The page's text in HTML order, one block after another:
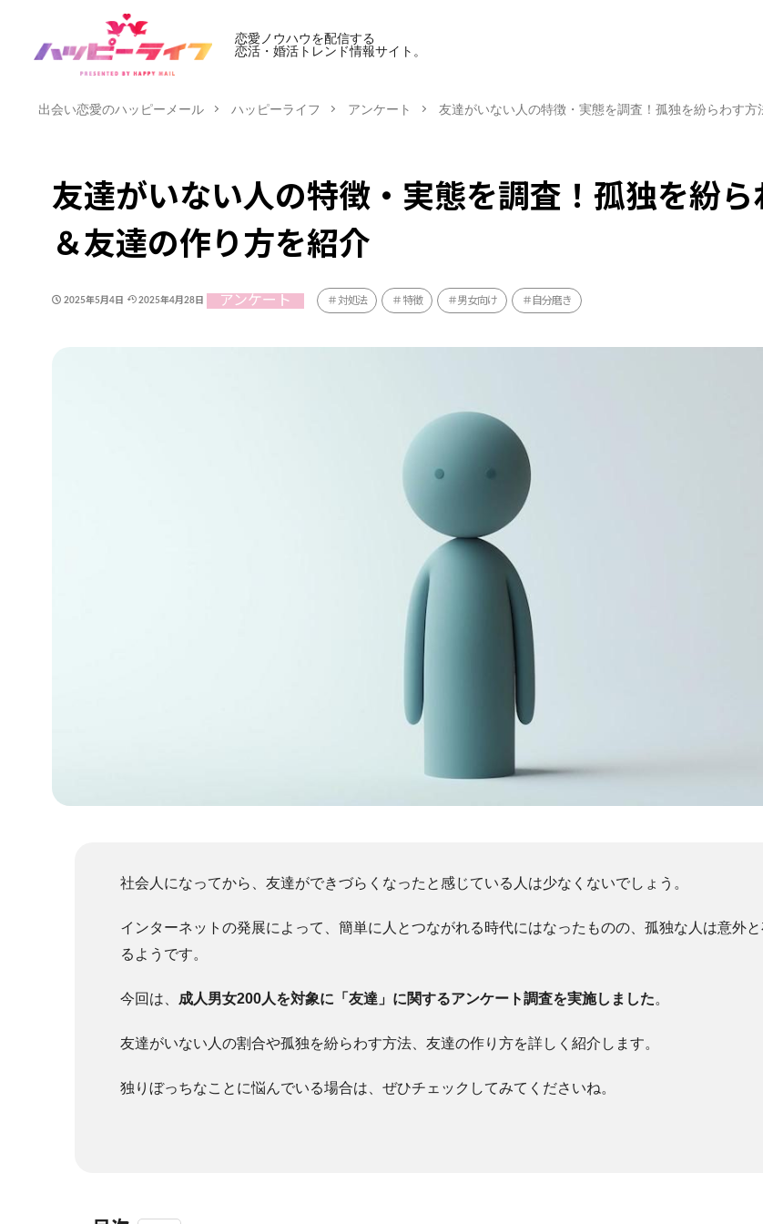
恋愛ノウハウを配信する
恋活・婚活トレンド情報サイト。
出会い恋愛のハッピーメール ハッピーライフ アンケート 友達がいない人の特徴・実態を調査！孤独を紛らわす方
友達がいない人の特徴・実態を調査！孤独を紛ら
＆友達の作り方を紹介
2025年5月4日 2025年4月28日 アンケート 対処法 特徴 男女向け 自分磨き
社会人になってから、友達ができづらくなったと感じている人は少なくないでしょう。
インターネットの発展によって、簡単に人とつながれる時代にはなったものの、孤独な人は意外
るようです。
今回は、 成人男女200人を対象に「友達」に関するアンケート調査を実施しました。
友達がいない人の割合や孤独を紛らわす方法、友達の作り方を詳しく紹介します。
独りぼっちなことに悩んでいる場合は、ぜひチェックしてみてくださいね。